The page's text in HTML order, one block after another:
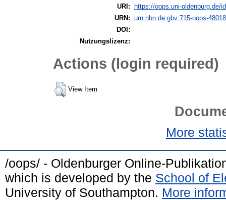
URI:
https://oops.uni-oldenburg.de/
URN: urn:nbn:de:gbv:715-oops-48018
DOI:
Nutzungslizenz:
Actions (login required)
View Item
More
/oops/ - Oldenburger Online-
which is developed by the School of
University of Southampton. More